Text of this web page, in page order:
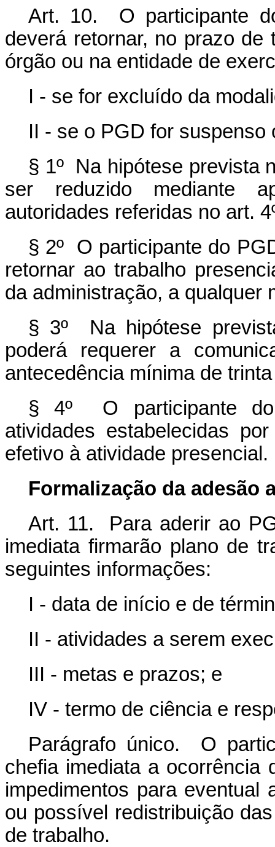
Art. 10. O participante
deverá retornar, no prazo de
órgão ou na entidade de
I - se for excluído da
II - se o PGD for suspenso
§ 1º Na hipótese prevista
ser reduzido mediante
autoridades referidas no art.
§ 2º O participante do
retornar ao trabalho
da administração, a qualquer
§ 3º Na hipótese
poderá requerer a
antecedência mínima de
§ 4º O participante
atividades estabelecidas
efetivo à atividade presencial.
Formalização da adesão
Art. 11. Para aderir ao
imediata firmarão plano de
seguintes informações:
I - data de início e de
II - atividades a serem
III - metas e prazos; e
IV - termo de ciência e
Parágrafo único. O
chefia imediata a ocorrência
impedimentos para
ou possível redistribuição
de trabalho.